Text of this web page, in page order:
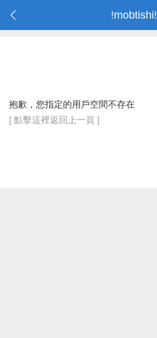
!mobtishi!
抱歉，您指定的用戶空間不存在
[ 點擊這裡返回上一頁 ]